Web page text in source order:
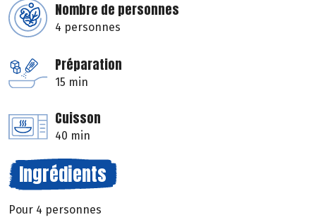
Nombre de personnes
4 personnes
Préparation
15 min
Cuisson
40 min
Ingrédients
Pour 4 personnes